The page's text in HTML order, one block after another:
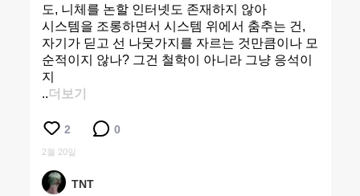
도, 니체를 논할 인터넷도 존재하지 않아
시스템을 조롱하면서 시스템 위에서 춤추는 건,
자기가 딛고 선 나뭇가지를 자르는 것만큼이나 모
순적이지 않나? 그건 철학이 아니라 그냥 응석이
지
..더보기
2 0
2월 20일
TNT